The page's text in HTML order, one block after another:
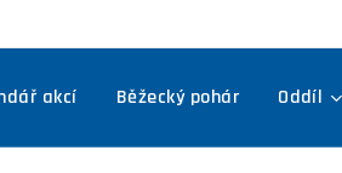
akcí Běžecký pohár Oddíl